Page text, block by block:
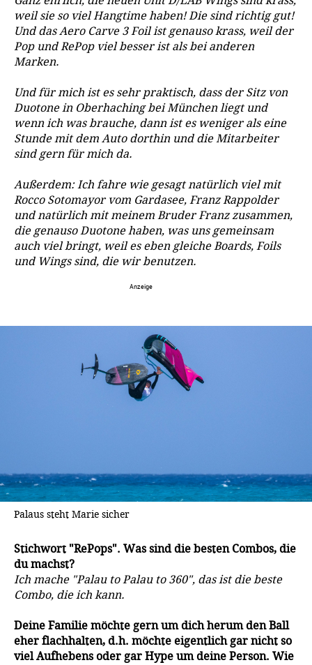
weil sie so viel Hangtime haben! Die sind richtig gut!
Und das Aero Carve 3 Foil ist genauso krass, weil der
Pop und RePop viel besser ist als bei anderen
Marken.
Und für mich ist es sehr praktisch, dass der Sitz von
Duotone in Oberhaching bei München liegt und
wenn ich was brauche, dann ist es weniger als eine
Stunde mit dem Auto dorthin und die Mitarbeiter
sind gern für mich da.
Außerdem: Ich fahre wie gesagt natürlich viel mit
Rocco Sotomayor vom Gardasee, Franz Rappolder
und natürlich mit meinem Bruder Franz zusammen,
die genauso Duotone haben, was uns gemeinsam
auch viel bringt, weil es eben gleiche Boards, Foils
und Wings sind, die wir benutzen.
Palaus steht Marie sicher
Stichwort "RePops". Was sind die besten Combos, die
du machst?
Ich mache "Palau to Palau to 360", das ist die beste
Combo, die ich kann.
Deine Familie möchte gern um dich herum den Ball
eher flachhalten, d.h. möchte eigentlich gar nicht so
viel Aufhebens oder gar Hype um deine Person. Wie